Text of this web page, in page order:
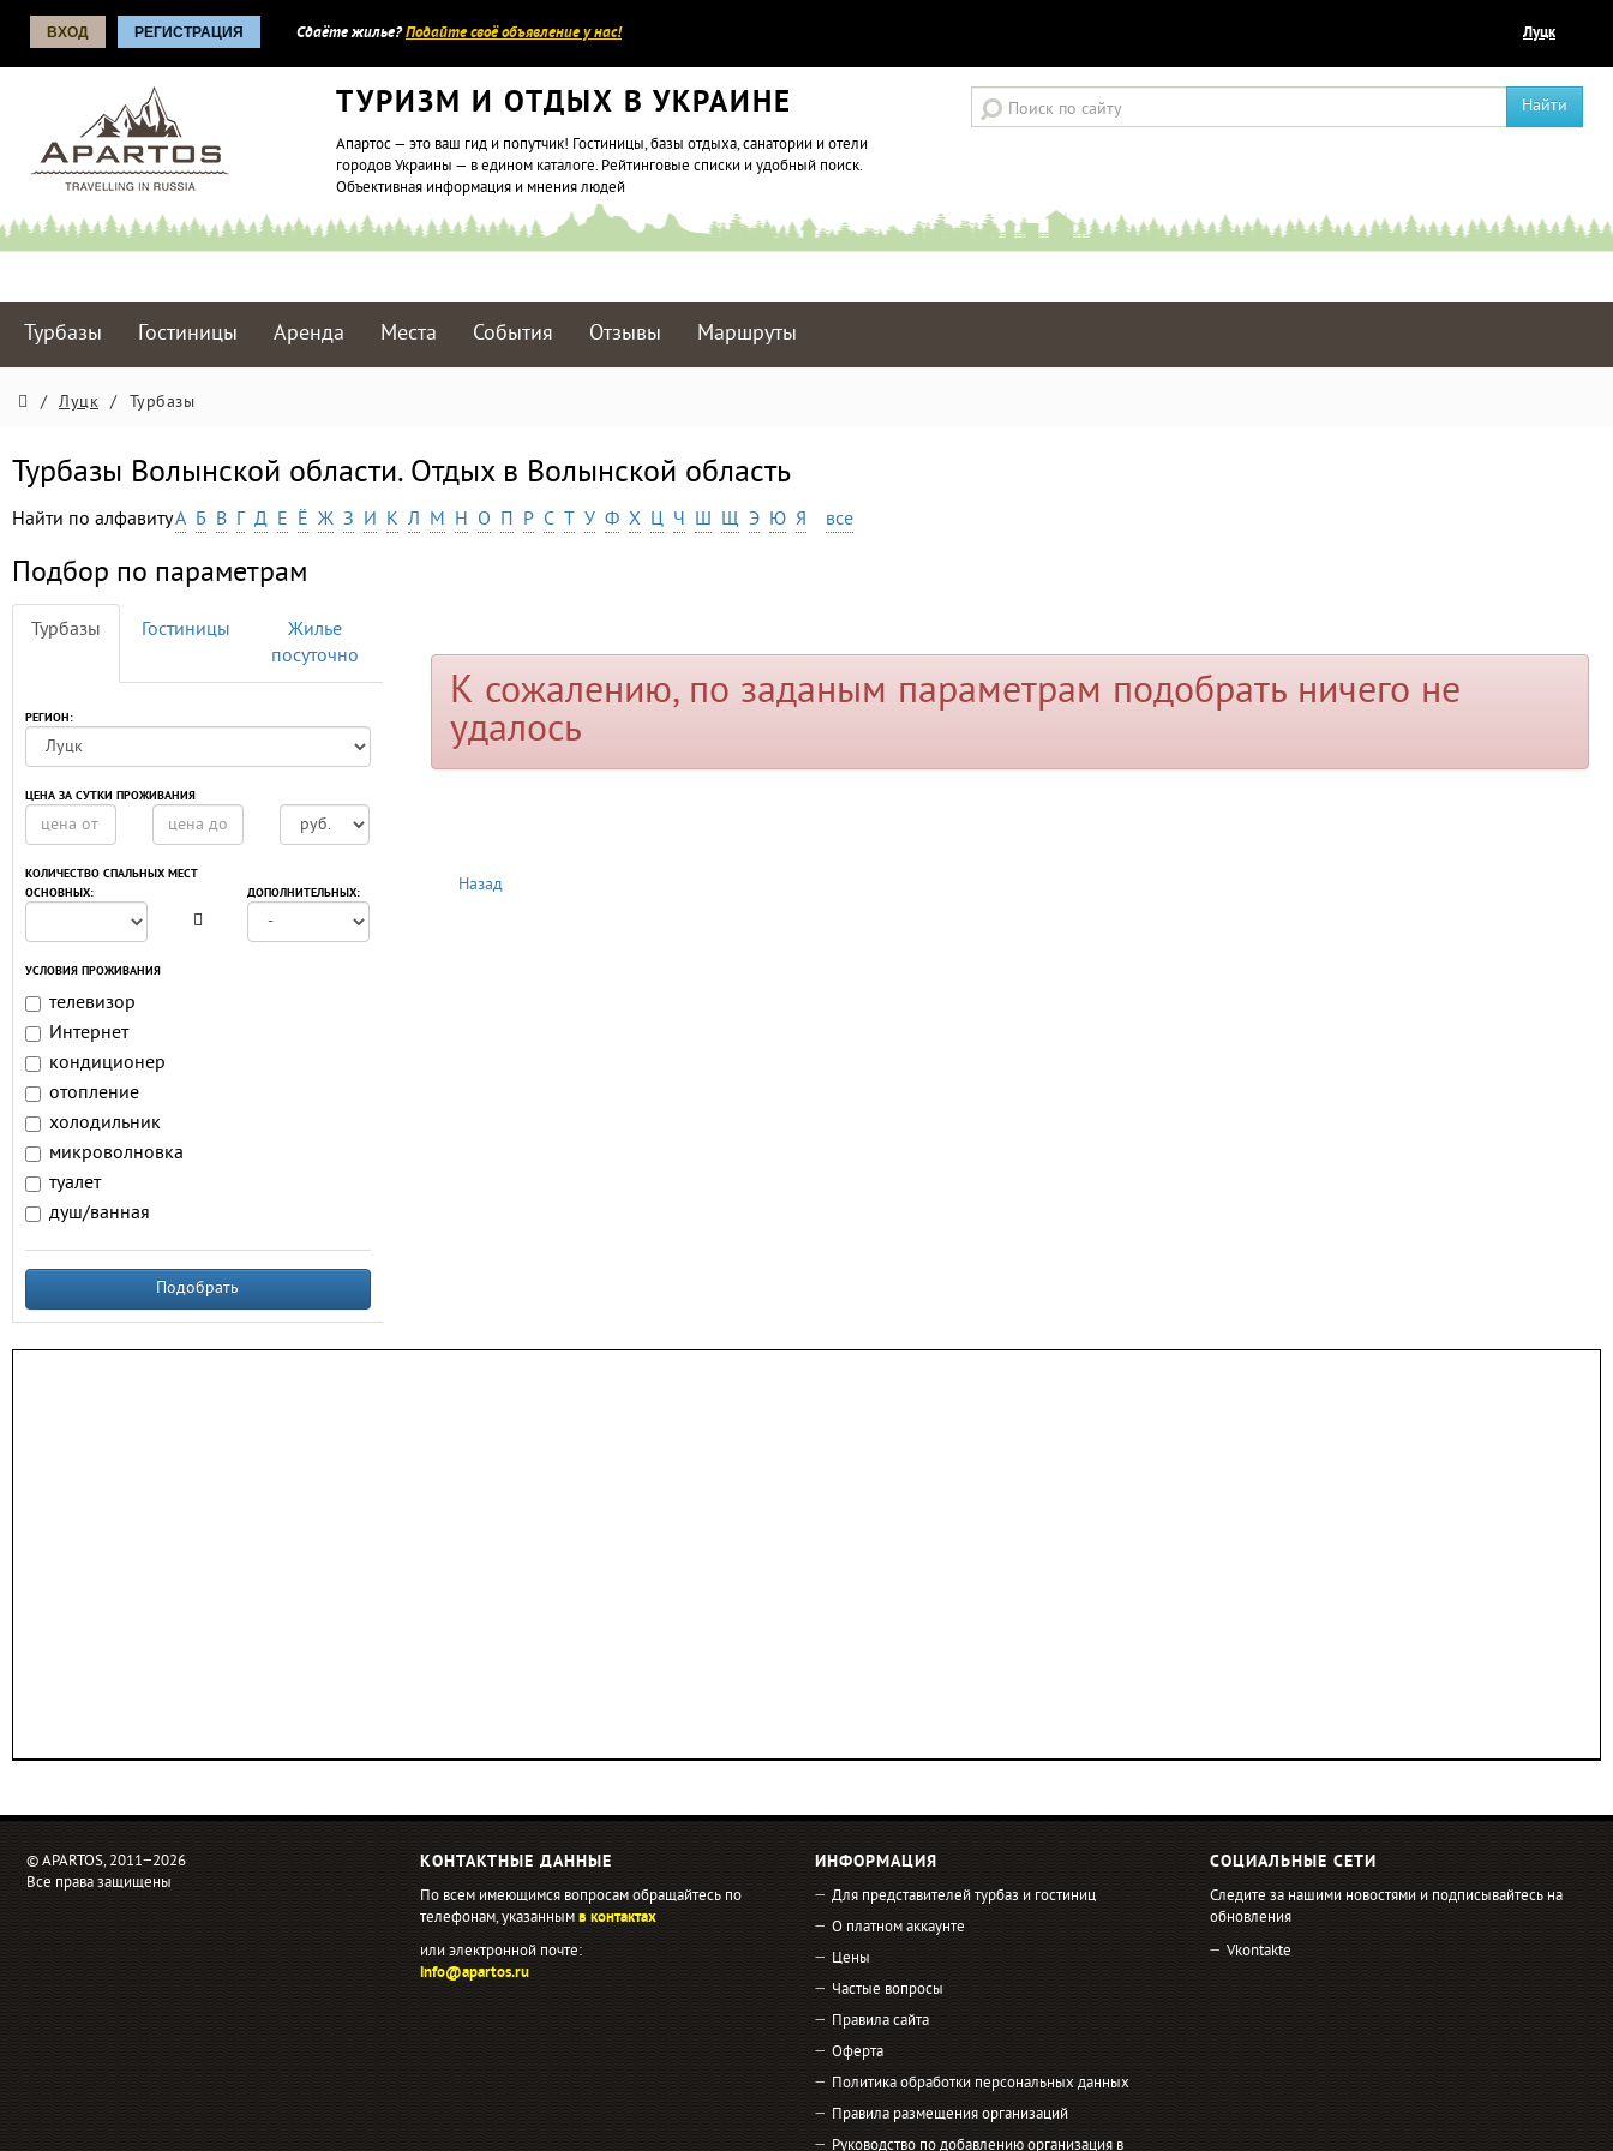
ВХОД РЕГИСТРАЦИЯ Сдаёте жилье?Подайте своё объявление у нас! Луцк
ТУРИЗМ И ОТДЫХ В УКРАИНЕ
Апартос — это ваш гид и попутчик! Гостиницы, базы отдыха, санатории и отели
городов Украины — в едином каталоге. Рейтинговые списки и удобный поиск.
Объективная информация и мнения людей
Найти
Турбазы Гостиницы Аренда Места События Отзывы Маршруты
/ Луцк / Турбазы
Турбазы Волынской области. Отдых в Волынской область
Найти по алфавитуА Б В Г Д Е Ё Ж З И К Л М Н О П Р С Т У Ф Х Ц Ч Ш Щ Э Ю Я все
Подбор по параметрам
Турбазы Гостиницы
Жилье
посуточно
РЕГИОН:
ЦЕНА ЗА СУТКИ ПРОЖИВАНИЯ
КОЛИЧЕСТВО СПАЛЬНЫХ МЕСТ
ОСНОВНЫХ:
ДОПОЛНИТЕЛЬНЫХ:
УСЛОВИЯ ПРОЖИВАНИЯ
телевизор
Интернет
кондиционер
отопление
холодильник
микроволновка
туалет
душ/ванная
Подобрать
К сожалению, по заданым параметрам подобрать ничего не
удалось
Назад
© APARTOS, 2011−2026
Все права защищены
КОНТАКТНЫЕ ДАННЫЕ
По всем имеющимся вопросам обращайтесь по
телефонам, указаннымв контактах
или электронной почте:
info@apartos.ru
ИНФОРМАЦИЯ
Для представителей турбаз и гостиниц
О платном аккаунте
Цены
Частые вопросы
Правила сайта
Оферта
Политика обработки персональных данных
Правила размещения организаций
Руководство по добавлению организация в
СОЦИАЛЬНЫЕ СЕТИ
Следите за нашими новостями и подписывайтесь на
обновления
Vkontakte